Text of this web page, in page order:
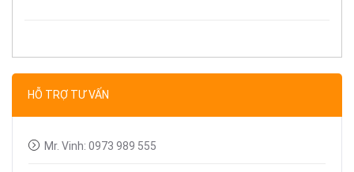
HỖ TRỢ TƯ VẤN
Mr. Vinh: 0973 989 555